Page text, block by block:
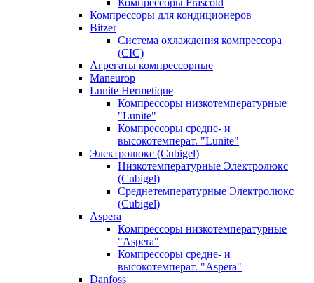
Компрессоры Frascold
Компрессоры для кондиционеров
Bitzer
Система охлаждения компрессора
(CIC)
Агрегаты компрессорные
Maneurop
Lunite Hermetique
Компрессоры низкотемпературные
"Lunite"
Компрессоры средне- и
высокотемперат. "Lunite"
Электролюкс (Cubigel)
Низкотемпературные Электролюкс
(Cubigel)
Среднетемпературные Электролюкс
(Cubigel)
Aspera
Компрессоры низкотемпературные
"Aspera"
Компрессоры средне- и
высокотемперат. "Aspera"
Danfoss